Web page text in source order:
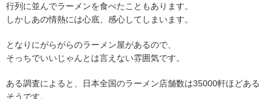
行列に並んでラーメンを食べたこともあります。
しかしあの情熱には心底、感心してしまいます。
となりにがらがらのラーメン屋があるので、
そっちでいいじゃんとは言えない雰囲気です。
ある調査によると、日本全国のラーメン店舗数は35000軒ほどある
そうです。